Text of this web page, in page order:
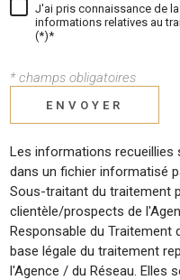
J'ai pris connaissance de
informations relatives au
(*)*
* champs obligatoires
ENVOYER
Les informations recueillies
dans un fichier informatisé
Sous-traitant du traitement
clientèle/prospects de
Responsable du Traitement
base légale du traitement
l'Agence / du Réseau. Elles